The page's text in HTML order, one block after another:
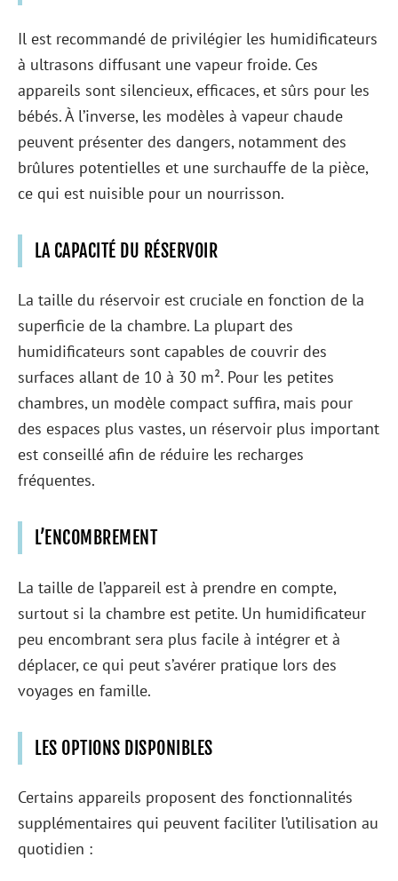
Il est recommandé de privilégier les humidificateurs
à ultrasons diffusant une vapeur froide. Ces
appareils sont silencieux, efficaces, et sûrs pour les
bébés. À l’inverse, les modèles à vapeur chaude
peuvent présenter des dangers, notamment des
brûlures potentielles et une surchauffe de la pièce,
ce qui est nuisible pour un nourrisson.
LA CAPACITÉ DU RÉSERVOIR
La taille du réservoir est cruciale en fonction de la
superficie de la chambre. La plupart des
humidificateurs sont capables de couvrir des
surfaces allant de 10 à 30 m². Pour les petites
chambres, un modèle compact suffira, mais pour
des espaces plus vastes, un réservoir plus important
est conseillé afin de réduire les recharges
fréquentes.
L’ENCOMBREMENT
La taille de l’appareil est à prendre en compte,
surtout si la chambre est petite. Un humidificateur
peu encombrant sera plus facile à intégrer et à
déplacer, ce qui peut s’avérer pratique lors des
voyages en famille.
LES OPTIONS DISPONIBLES
Certains appareils proposent des fonctionnalités
supplémentaires qui peuvent faciliter l’utilisation au
quotidien :